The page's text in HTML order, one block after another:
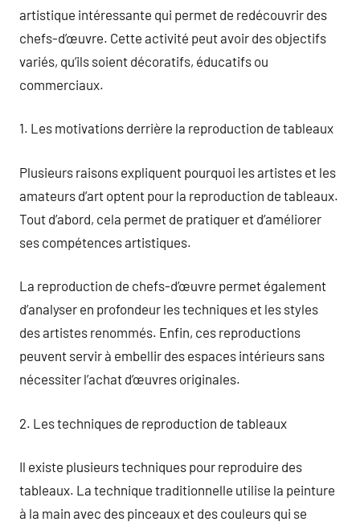
artistique intéressante qui permet de redécouvrir des
chefs-d’œuvre. Cette activité peut avoir des objectifs
variés, qu’ils soient décoratifs, éducatifs ou
commerciaux.
1. Les motivations derrière la reproduction de tableaux
Plusieurs raisons expliquent pourquoi les artistes et les
amateurs d’art optent pour la reproduction de tableaux.
Tout d’abord, cela permet de pratiquer et d’améliorer
ses compétences artistiques.
La reproduction de chefs-d’œuvre permet également
d’analyser en profondeur les techniques et les styles
des artistes renommés. Enfin, ces reproductions
peuvent servir à embellir des espaces intérieurs sans
nécessiter l’achat d’œuvres originales.
2. Les techniques de reproduction de tableaux
Il existe plusieurs techniques pour reproduire des
tableaux. La technique traditionnelle utilise la peinture
à la main avec des pinceaux et des couleurs qui se